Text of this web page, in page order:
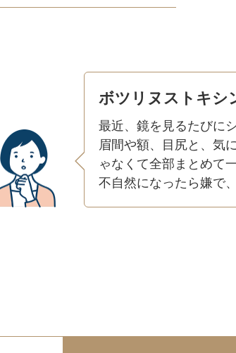
銀座一丁目駅から徒
ボツリヌストキシ
最近、鏡を見るたびに
眉間や額、目尻と、気
ゃなくて全部まとめて
不自然になったら嫌で